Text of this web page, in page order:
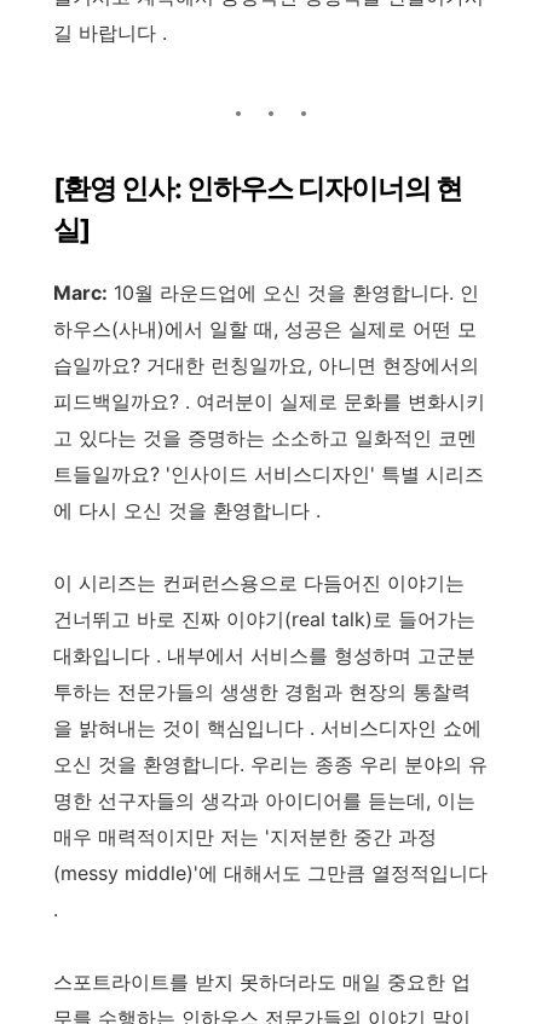
길 바랍니다 .
[환영 인사: 인하우스 디자이너의 현
실]
Marc: 10월 라운드업에 오신 것을 환영합니다. 인
하우스(사내)에서 일할 때, 성공은 실제로 어떤 모
습일까요? 거대한 런칭일까요, 아니면 현장에서의
피드백일까요? . 여러분이 실제로 문화를 변화시키
고 있다는 것을 증명하는 소소하고 일화적인 코멘
트들일까요? '인사이드 서비스디자인' 특별 시리즈
에 다시 오신 것을 환영합니다 .
이 시리즈는 컨퍼런스용으로 다듬어진 이야기는
건너뛰고 바로 진짜 이야기(real talk)로 들어가는
대화입니다 . 내부에서 서비스를 형성하며 고군분
투하는 전문가들의 생생한 경험과 현장의 통찰력
을 밝혀내는 것이 핵심입니다 . 서비스디자인 쇼에
오신 것을 환영합니다. 우리는 종종 우리 분야의 유
명한 선구자들의 생각과 아이디어를 듣는데, 이는
매우 매력적이지만 저는 '지저분한 중간 과정
(messy middle)'에 대해서도 그만큼 열정적입니다
.
스포트라이트를 받지 못하더라도 매일 중요한 업
무를 수행하는 인하우스 전문가들의 이야기 말이